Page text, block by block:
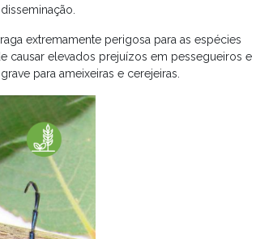
extremamente perigosa para as espécies
causar elevados prejuízos em pessegueiros e
para ameixeiras e cerejeiras.